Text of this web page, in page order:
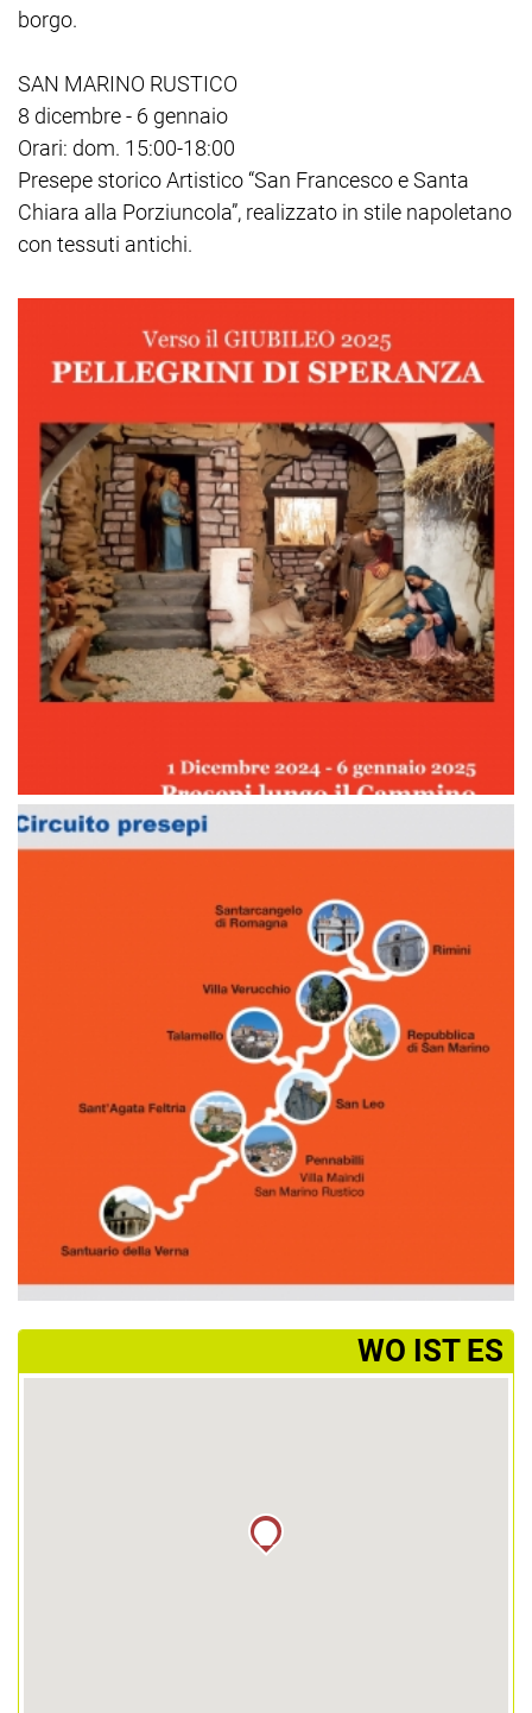
borgo.
SAN MARINO RUSTICO
8 dicembre - 6 gennaio
Orari: dom. 15:00-18:00
Presepe storico Artistico “San Francesco e Santa
Chiara alla Porziuncola”, realizzato in stile napoletano
con tessuti antichi.
­WO IST ES